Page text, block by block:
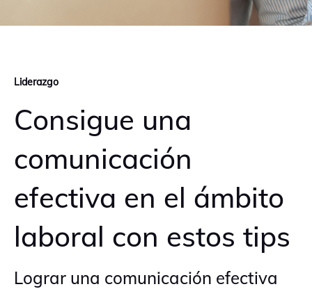
Liderazgo
Consigue una
comunicación
efectiva en el ámbito
laboral con estos tips
Lograr una comunicación efectiva